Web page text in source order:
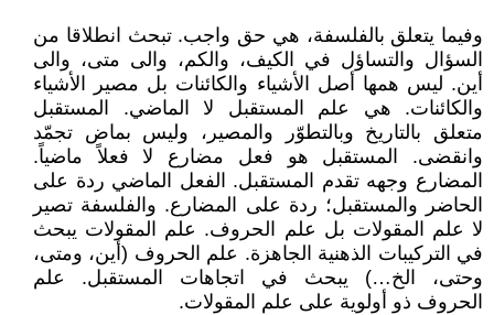
وفيما يتعلق بالفلسفة، هي حق واجب. تبحث انطلاقا من
السؤال والتساؤل في الكيف، والكم، والى متى، والى
أين. ليس همها أصل الأشياء والكائنات بل مصير الأشياء
والكائنات. هي علم المستقبل لا الماضي. المستقبل
متعلق بالتاريخ وبالتطوّر والمصير، وليس بماض تجمّد
وانقضى. المستقبل هو فعل مضارع لا فعلاً ماضياً.
المضارع وجهه تقدم المستقبل. الفعل الماضي ردة على
الحاضر والمستقبل؛ ردة على المضارع. والفلسفة تصير
لا علم المقولات بل علم الحروف. علم المقولات يبحث
في التركيبات الذهنية الجاهزة. علم الحروف (أين، ومتى،
وحتى، الخ…) يبحث في اتجاهات المستقبل. علم
الحروف ذو أولوية على علم المقولات.